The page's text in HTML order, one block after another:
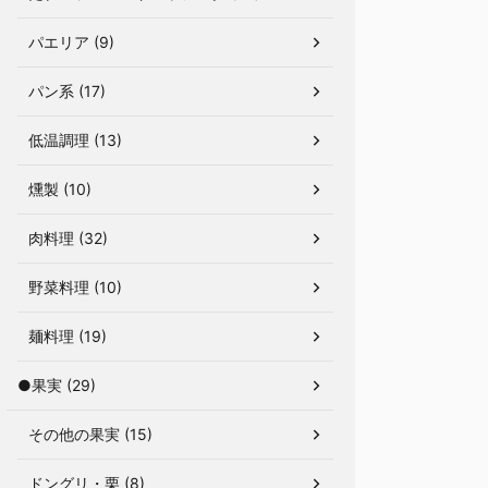
パエリア (9)
パン系 (17)
低温調理 (13)
燻製 (10)
肉料理 (32)
野菜料理 (10)
麺料理 (19)
●果実 (29)
その他の果実 (15)
ドングリ・栗 (8)